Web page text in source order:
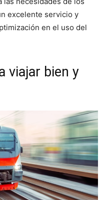
excelente servicio y
en el uso del
viajar bien y